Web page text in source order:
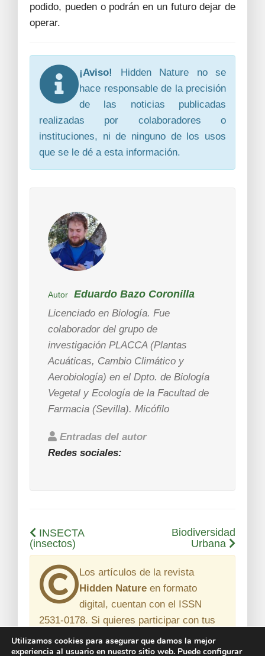
podido, pueden o podrán en un futuro dejar de
operar.
¡Aviso!
Hidden Nature no se
hace responsable de la precisión
de las noticias publicadas
realizadas por colaboradores o
instituciones, ni de ninguno de los usos
que se le dé a esta información.
Autor Eduardo Bazo Coronilla
Licenciado en Biología. Fue
colaborador del grupo de
investigación PLACCA (Plantas
Acuáticas, Cambio Climático y
Aerobiología) en el Dpto. de Biología
Vegetal y Ecología de la Facultad de
Farmacia (Sevilla). Micófilo
Entradas del autor
Redes sociales:
INSECTA
(insectos)
Biodiversidad
Urbana
Los artículos de la revista
Hidden Nature en formato
digital, cuentan con el ISSN
2531-0178. Si quieres participar con tus
artículos de divulgación científica
en
nuestra revista, escríbenos a
Utilizamos cookies para asegurar que damos la mejor
experiencia al usuario en nuestro sitio web. Puede configurar